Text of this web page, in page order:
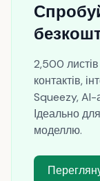
2,500
контактів,
Squeezy, AI-
Ідеально
моделлю.